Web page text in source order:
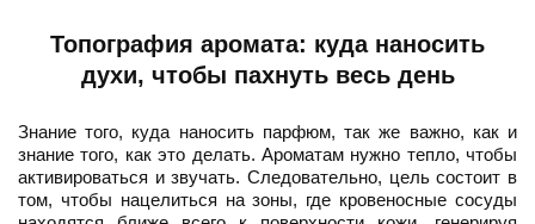
Топография аромата: куда наносить
духи, чтобы пахнуть весь день
Знание того, куда наносить парфюм, так же важно, как и
знание того, как это делать. Ароматам нужно тепло, чтобы
активироваться и звучать. Следовательно, цель состоит в
том, чтобы нацелиться на зоны, где кровеносные сосуды